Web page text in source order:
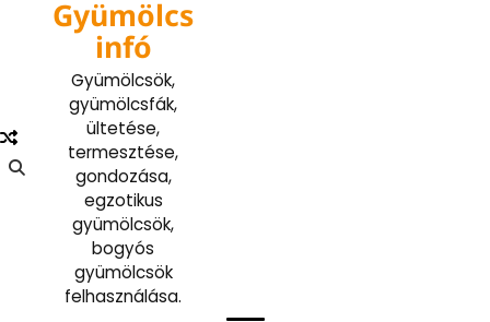
Gyümölcs
infó
Gyümölcsök,
gyümölcsfák,
ültetése,
termesztése,
gondozása,
egzotikus
gyümölcsök,
bogyós
gyümölcsök
felhasználása.